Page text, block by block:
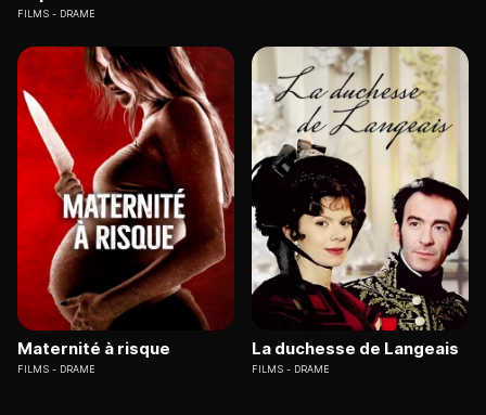
FILMS DRAME
Maternité à risque
FILMS DRAME
La duchesse de Langeais
FILMS DRAME